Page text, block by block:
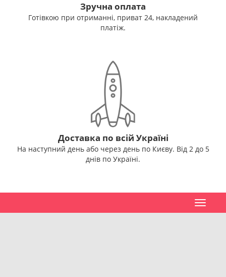
Зручна оплата
Готівкою при отриманні, приват 24, накладений
платіж.
Доставка по всій Україні
На наступний день або через день по Києву. Від 2 до 5
днів по Україні.
Toggle